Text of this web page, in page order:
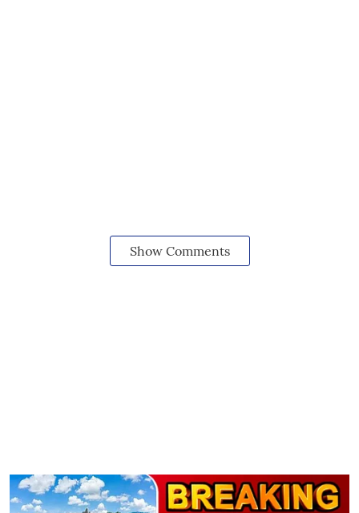
Show Comments